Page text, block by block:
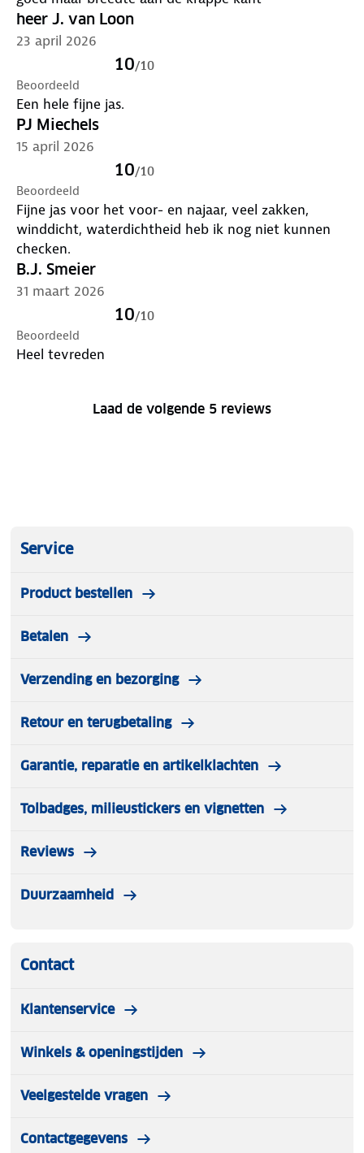
heer J. van Loon
23 april 2026
10/10
Beoordeeld
Een hele fijne jas.
PJ Miechels
15 april 2026
10/10
Beoordeeld
Fijne jas voor het voor- en najaar, veel zakken,
winddicht, waterdichtheid heb ik nog niet kunnen
checken.
B.J. Smeier
31 maart 2026
10/10
Beoordeeld
Heel tevreden
Laad de volgende 5 reviews
Service
Product bestellen
Betalen
Verzending en bezorging
Retour en terugbetaling
Garantie, reparatie en artikelklachten
Tolbadges, milieustickers en vignetten
Reviews
Duurzaamheid
Contact
Klantenservice
Winkels & openingstijden
Veelgestelde vragen
Contactgegevens